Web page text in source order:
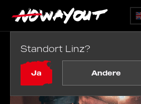
Standort Linz?
Ja Andere